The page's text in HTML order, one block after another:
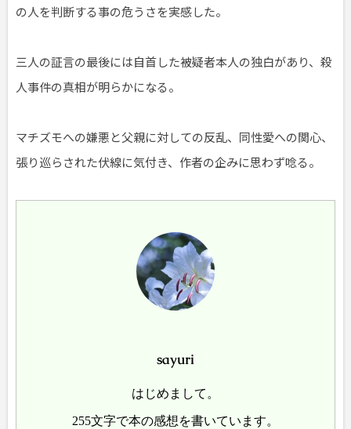
の人を判断する事の危うさを実感した。
三人の証言の最後には自首した被疑者本人の独白があり、殺
人事件の真相が明らかになる。
マチズモへの嫌悪と父親に対しての反乱、同性愛への関心、
張り巡らされた伏線に気付き、作者の企みに思わず唸る。
sayuri
はじめまして。
255文字で本の感想を書いています。